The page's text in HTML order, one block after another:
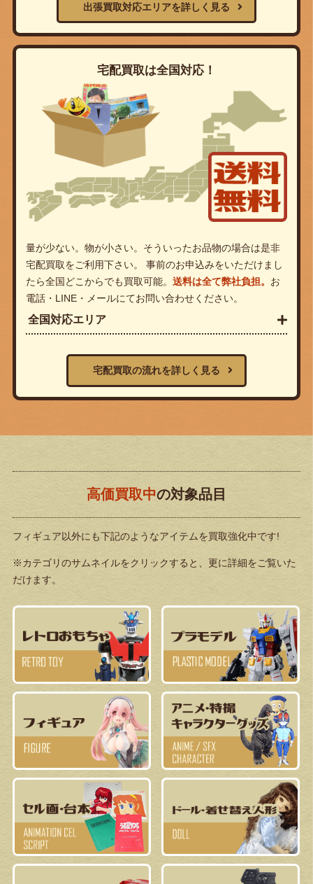
出張買取対応エリアを詳しく見る
宅配買取は全国対応！
量が少ない。物が小さい。そういったお品物の場合は是非
宅配買取をご利用下さい。 事前のお申込みをいただけまし
たら全国どこからでも買取可能。 送料は全て弊社負担。 お
電話・LINE・メールにてお問い合わせください。
全国対応エリア
宅配買取の流れを詳しく見る
高価買取中の対象品目
フィギュア以外にも下記のようなアイテムを買取強化中です!
※カテゴリのサムネイルをクリックすると、更に詳細をご覧いた
だけます。